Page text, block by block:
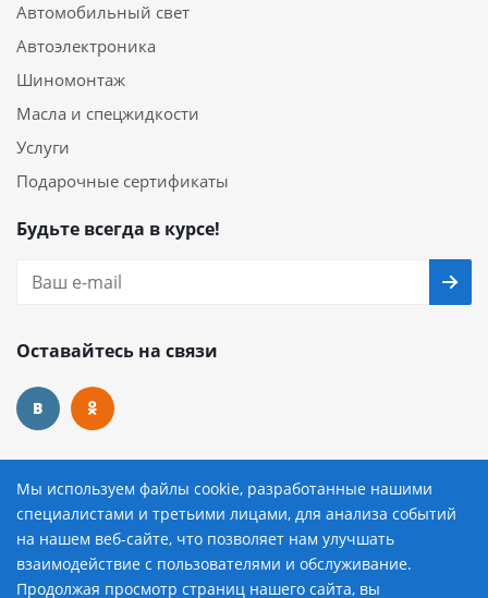
Автомобильный свет
Автоэлектроника
Шиномонтаж
Масла и спецжидкости
Услуги
Подарочные сертификаты
Будьте всегда в курсе!
Оставайтесь на связи
Наши контакты
8 (800) 222-72-84
avtopilot@avtopilot-ekat.ru
Мы используем файлы cookie, разработанные нашими
специалистами и третьими лицами, для анализа событий
на нашем веб-сайте, что позволяет нам улучшать
взаимодействие с пользователями и обслуживание.
Продолжая просмотр страниц нашего сайта, вы